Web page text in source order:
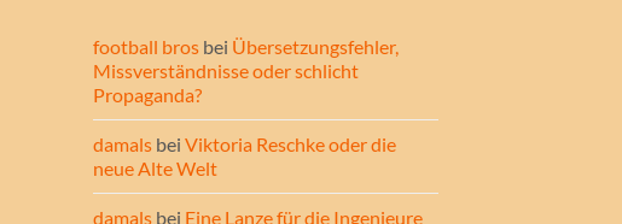
football bros bei Übersetzungsfehler,
Missverständnisse oder schlicht
Propaganda?
damals bei Viktoria Reschke oder die
neue Alte Welt
damals bei Eine Lanze für die Ingenieure